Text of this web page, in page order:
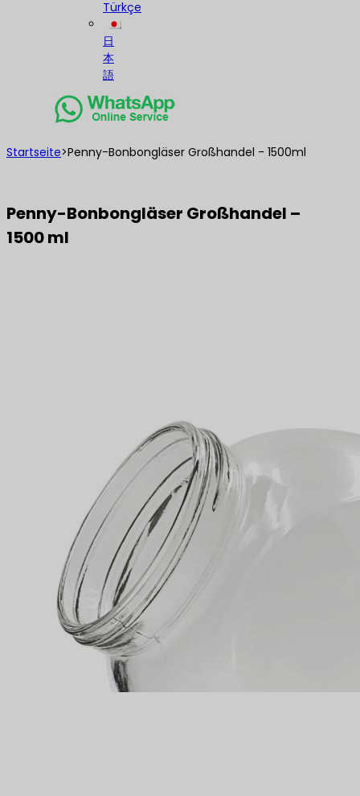
Türkçe
日
本
語
Startseite>Penny-Bonbongläser Großhandel - 1500ml
Penny-Bonbongläser Großhandel –
1500 ml